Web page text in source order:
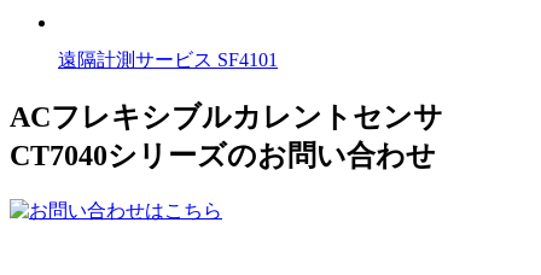
遠隔計測サービス SF4101
ACフレキシブルカレントセンサ
CT7040シリーズのお問い合わせ